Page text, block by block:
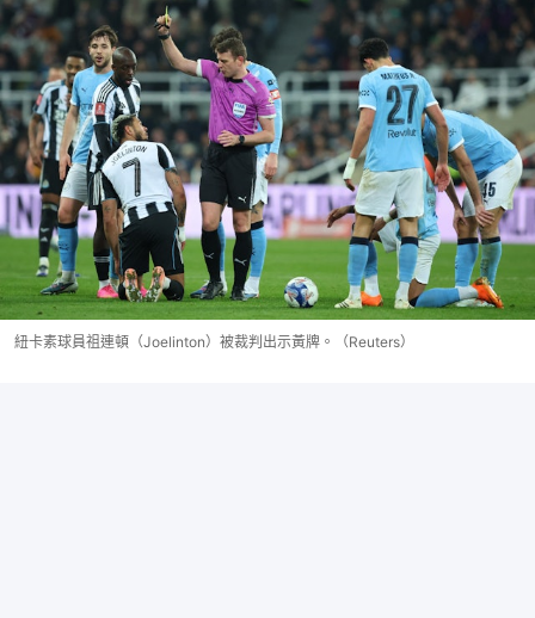
紐卡素球員祖連頓（Joelinton）被裁判出示黃牌。（Reuters）